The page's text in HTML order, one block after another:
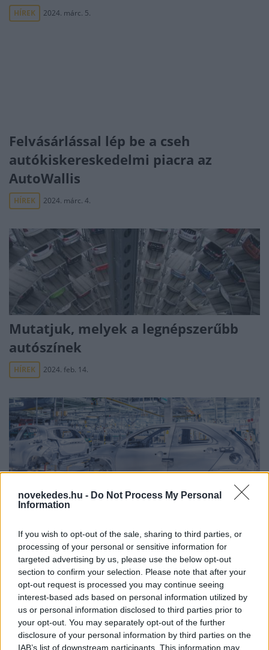
novekedes.hu - Do Not Process My Personal
Information
If you wish to opt-out of the sale, sharing to third parties, or
processing of your personal or sensitive information for
targeted advertising by us, please use the below opt-out
section to confirm your selection. Please note that after your
opt-out request is processed you may continue seeing
interest-based ads based on personal information utilized by
us or personal information disclosed to third parties prior to
your opt-out. You may separately opt-out of the further
disclosure of your personal information by third parties on the
IAB’s list of downstream participants. This information may
HÍREK 2024. márc. 5.
Felvásárlással lép be a cseh
autókiskereskedelmi piacra az
AutoWallis
HÍREK 2024. márc. 4.
Mutatjuk, melyek a legnépszerűbb
autószínek
HÍREK 2024. feb. 14.
Minden eddigi rekordot megdöntött
HÍREK 2024. jan. 17.